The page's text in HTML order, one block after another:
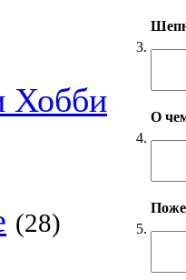
Хобби
(28)
3.
4.
О
5.